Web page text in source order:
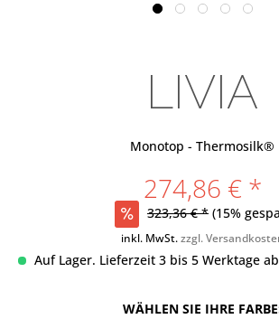
LIVIA
Monotop - Thermosilk®
274,86 € *
323,36 € * (15%
inkl. MwSt.zzgl.
Auf Lager. Lieferzeit 3 bis 5 Werktage
WÄHLEN SIE IHRE